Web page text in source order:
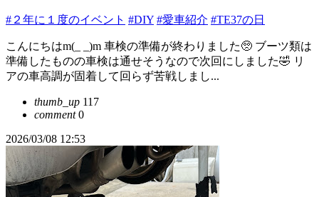
#２年に１度のイベント #DIY #愛車紹介 #TE37の日
こんにちはm(_ _)m 車検の準備が終わりました🥺 ブーツ類は
準備したものの車検は通せそうなので次回にしました🤣 リ
アの車高調が固着して回らず苦戦しまし...
thumb_up 117
comment0
2026/03/08 12:53